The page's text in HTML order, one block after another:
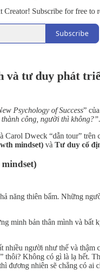
Subscribe for free to
Subscribe
và tư duy phát
Psychology of Success”
công, người thì không?”.
Carol Dweck “dẫn tour”
mindset) và Tư duy cố
năng thiên bẩm. Những
minh bản thân mình và bất
nhiều người như thế và
thôi? Không có gì là lạ hết.
đương nhiên sẽ chẳng có ai